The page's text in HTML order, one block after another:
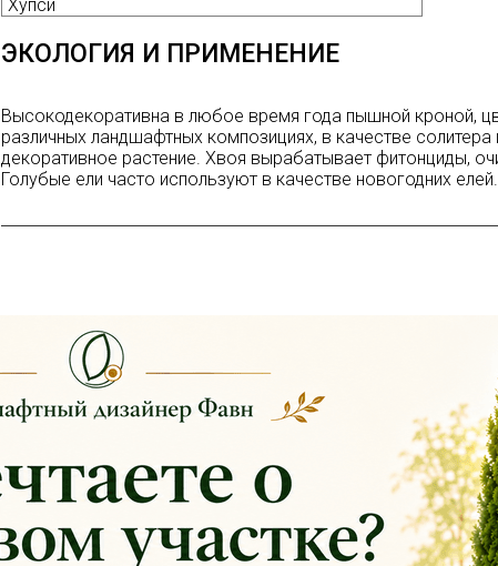
Хупси
ЭКОЛОГИЯ И ПРИМЕНЕНИЕ
Высокодекоративна в любое время года пышной кроной,
различных ландшафтных композициях, в качестве
декоративное растение. Хвоя вырабатывает фитонциды,
Голубые ели часто используют в качестве новогодних елей.